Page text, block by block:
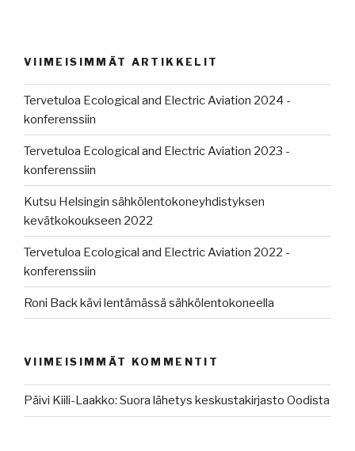
VIIMEISIMMÄT ARTIKKELIT
Tervetuloa Ecological and Electric Aviation 2024 -
konferenssiin
Tervetuloa Ecological and Electric Aviation 2023 -
konferenssiin
Kutsu Helsingin sähkölentokoneyhdistyksen
kevätkokoukseen 2022
Tervetuloa Ecological and Electric Aviation 2022 -
konferenssiin
Roni Back kävi lentämässä sähkölentokoneella
VIIMEISIMMÄT KOMMENTIT
Päivi Kiili-Laakko: Suora lähetys keskustakirjasto Oodista